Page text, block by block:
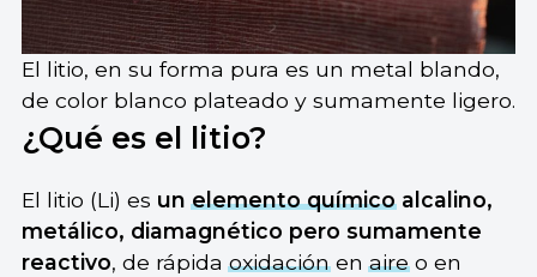
El litio, en su forma pura es un metal blando,
de color blanco plateado y sumamente ligero.
¿Qué es el litio?
El litio (Li) es unelemento químicoalcalino,
metálico, diamagnético pero sumamente
reactivo, de rápidaoxidaciónenaireo en